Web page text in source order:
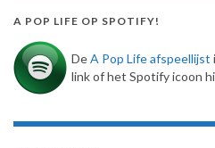
A POP LIFE OP SPOTIFY!
DeA Pop Life afspeellijst
link of het Spotify icoon